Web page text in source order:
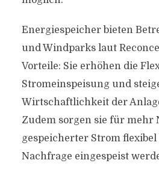
Energiespeicher bieten
und Windparks laut
Vorteile: Sie erhöhen die
Stromeinspeisung und
Wirtschaftlichkeit der
Zudem sorgen sie für mehr
gespeicherter Strom flexibel
Nachfrage eingespeist